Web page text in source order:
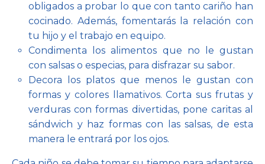
obligados a probar lo que con tanto cariño han
cocinado. Además, fomentarás la relación con
tu hijo y el trabajo en equipo.
Condimenta los alimentos que no le gustan
con salsas o especias, para disfrazar su sabor.
Decora los platos que menos le gustan con
formas y colores llamativos. Corta sus frutas y
verduras con formas divertidas, pone caritas al
sándwich y haz formas con las salsas, de esta
manera le entrará por los ojos.